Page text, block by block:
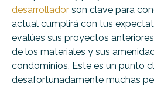
desarrollador son clave para
actual cumplirá con tus
evalúes sus proyectos
de los materiales y sus
condominios. Este es un punto
desafortunadamente muchas